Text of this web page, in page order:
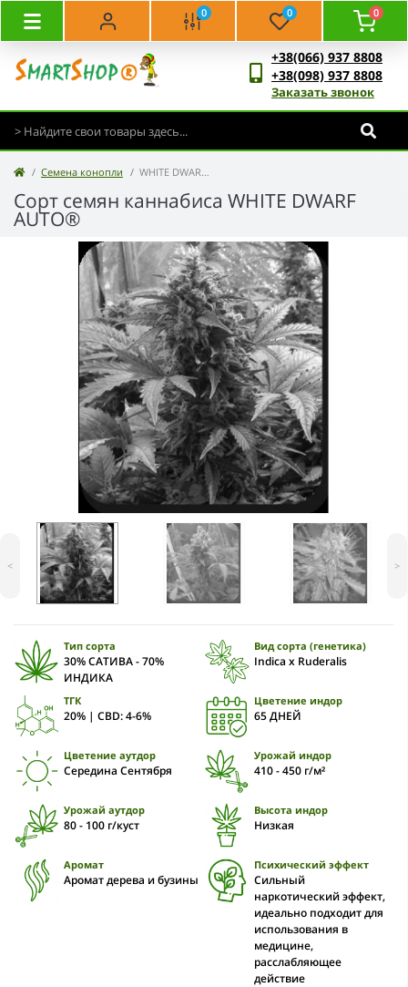
0 0 0
+38(066) 937 8808
+38(098) 937 8808
Заказать звонок
Семена конопли WHITE DWARF AUTO®
Сорт семян каннабиса WHITE DWARF
AUTO®
< >
Тип сорта
30% САТИВА - 70%
ИНДИКА
Вид сорта (генетика)
Indica x Ruderalis
ТГК
20% | CBD: 4-6%
Цветение индор
65 ДНЕЙ
Цветение аутдор
Середина Сентября
Урожай индор
410 - 450 г/м²
Урожай аутдор
80 - 100 г/куст
Высота индор
Низкая
Аромат
Aромат дерева и бузины
Психический эффект
Сильный
наркотический эффект,
идеально подходит для
использования в
медицине,
расслабляющее
действие